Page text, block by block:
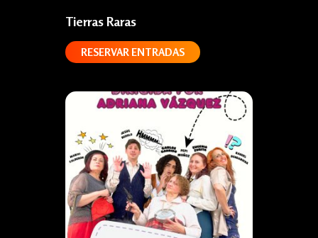
Tierras Raras
RESERVAR ENTRADAS